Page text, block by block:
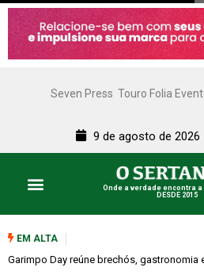
Seven Press Touro Folia
9 de agosto de 2026
Onde a verdade encontra
DESDE 2015
EM ALTA
neste Bugonia transforma